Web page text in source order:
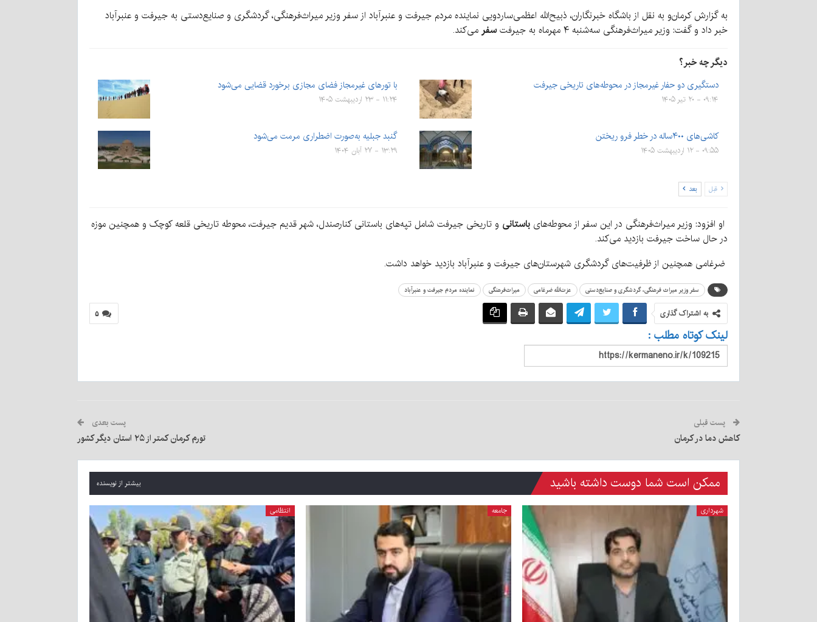
به گزارش کرمان‌و به نقل از باشگاه خبرنگاران، ذبیح‌الله اعظمی‌ساردویی نماینده مردم جیرفت و عنبرآباد از سفر وزیر میراث‌فرهنگی، گردشگری و صنایع‌دستی به جیرفت و عنبرآباد
خبر داد و گفت: وزیر میراث‌فرهنگی سه‌شنبه ۴ مهرماه به جیرفت
سفر می‌کند.
دیگر چه خبر؟
دستگیری دو حفار غیرمجاز در محوطه‌های تاریخی جیرفت
۰۹:۱۴ - ۲۰ تیر ۱۴۰۵
با تورهای غیرمجاز فضای مجازی برخورد قضایی می‌شود
۱۱:۲۴ - ۲۳ اردیبهشت ۱۴۰۵
کاشی‌های ۴۰۰ساله در خطر فرو ریختن
۰۹:۵۵ - ۱۲ اردیبهشت ۱۴۰۵
گنبد جبلیه به‌صورت اضطراری مرمت می‌شود
۱۳:۲۹ - ۲۷ آبان ۱۴۰۴
قبل بعد
او افزود: وزیر میراث‌فرهنگی در این سفر از محوطه‌های باستانی و تاریخی جیرفت شامل تپه‌های باستانی کنار‌صندل، شهر قدیم جیرفت، محوطه تاریخی قلعه کوچک و همچنین موزه
در حال ساخت جیرفت بازدید می‌کند.
ضرغامی همچنین از ظرفیت‌های گردشگری شهرستان‌های جیرفت و عنبرآباد بازدید خواهد داشت.
سفر وزیر میراث فرهنگی، گردشگری و صنایع‌دستی عزت‌الله ضرغامی میراث‌فرهنگی نماینده مردم جیرفت و عنبرآباد
۵ به اشتراک گذاری
لینک کوتاه مطلب :
پست قبلی
کاهش دما در کرمان
پست بعدی
تورم کرمان کمتر از ۲۵ استان دیگر کشور
ممکن است شما دوست داشته باشید بیشتر از نویسنده
شهرداری جامعه انتظامی